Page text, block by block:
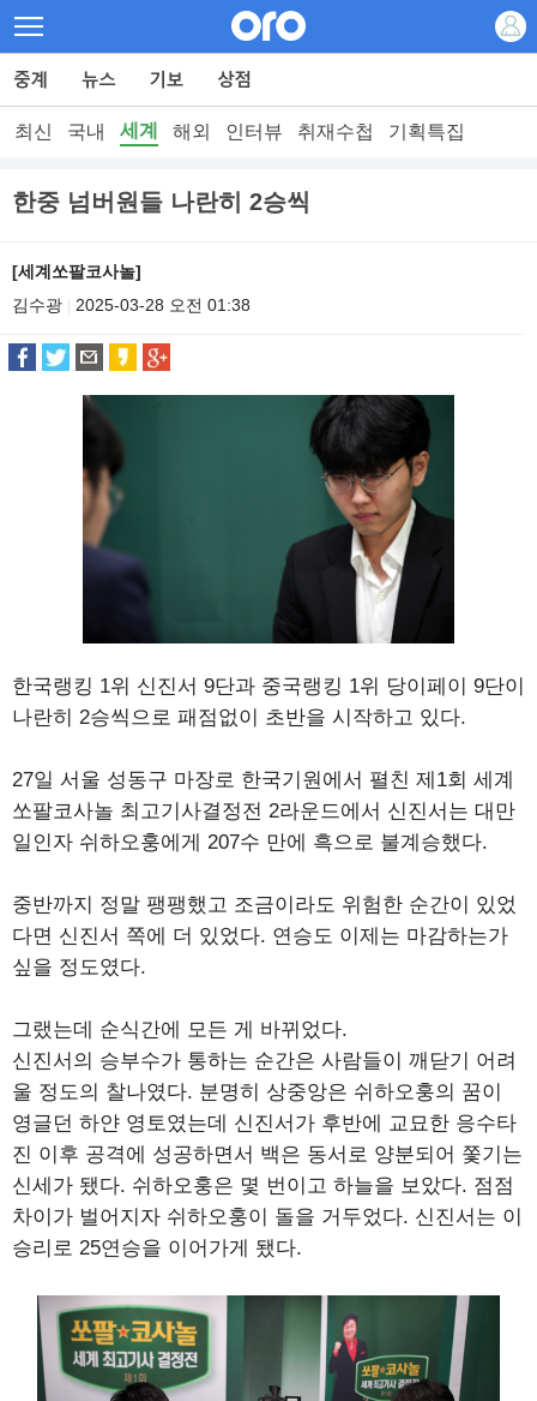
최신 국내 세계 해외 인터뷰 취재수첩 기획특집
한중 넘버원들 나란히 2승씩
[세계쏘팔코사놀]
김수광
2025-03-28 오전 01:38
한국랭킹 1위 신진서 9단과 중국랭킹 1위 당이페이 9단이
나란히 2승씩으로 패점없이 초반을 시작하고 있다.
27일 서울 성동구 마장로 한국기원에서 펼친 제1회 세계
쏘팔코사놀 최고기사결정전 2라운드에서 신진서는 대만
일인자 쉬하오훙에게 207수 만에 흑으로 불계승했다.
중반까지 정말 팽팽했고 조금이라도 위험한 순간이 있었
다면 신진서 쪽에 더 있었다. 연승도 이제는 마감하는가
싶을 정도였다.
그랬는데 순식간에 모든 게 바뀌었다.
신진서의 승부수가 통하는 순간은 사람들이 깨닫기 어려
울 정도의 찰나였다. 분명히 상중앙은 쉬하오훙의 꿈이
영글던 하얀 영토였는데 신진서가 후반에 교묘한 응수타
진 이후 공격에 성공하면서 백은 동서로 양분되어 쫓기는
신세가 됐다. 쉬하오훙은 몇 번이고 하늘을 보았다. 점점
차이가 벌어지자 쉬하오훙이 돌을 거두었다. 신진서는 이
승리로 25연승을 이어가게 됐다.